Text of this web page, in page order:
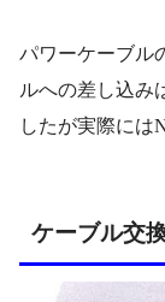
パワーケーブル
ルへの差し込み
したが実際には
ケーブル交